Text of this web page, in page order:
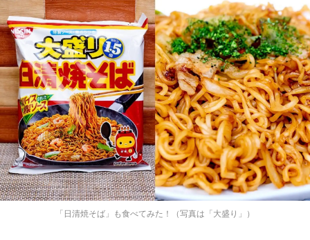
「日清焼そば」も食べてみた！（写真は「大盛り」）